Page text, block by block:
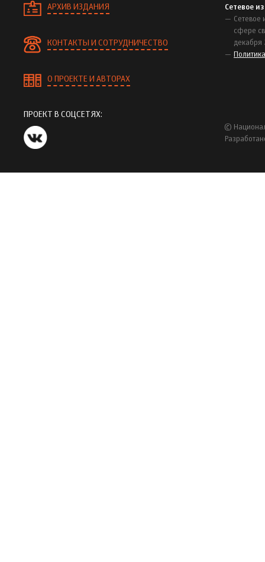
АРХИВ ИЗДАНИЯ
КОНТАКТЫ И СОТРУДНИЧЕСТВО
О ПРОЕКТЕ И АВТОРАХ
Сетевое
Сетевое
сфере
декабря
ПРОЕКТ В СОЦСЕТЯХ:
©